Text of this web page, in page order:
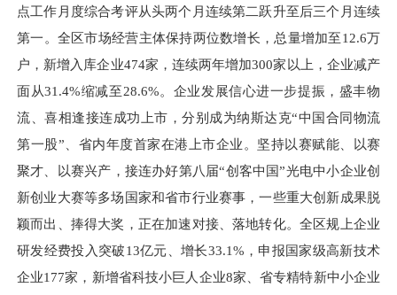
点工作月度综合考评从头两个月连续第二跃升至后三个月连续
第一。全区市场经营主体保持两位数增长，总量增加至12.6万
户，新增入库企业474家，连续两年增加300家以上，企业减产
面从31.4%缩减至28.6%。企业发展信心进一步提振，盛丰物
流、喜相逢接连成功上市，分别成为纳斯达克“中国合同物流
第一股”、省内年度首家在港上市企业。坚持以赛赋能、以赛
聚才、以赛兴产，接连办好第八届“创客中国”光电中小企业创
新创业大赛等多场国家和省市行业赛事，一些重大创新成果脱
颖而出、捧得大奖，正在加速对接、落地转化。全区规上企业
研发经费投入突破13亿元、增长33.1%，申报国家级高新技术
企业177家，新增省科技小巨人企业8家、省专精特新中小企业